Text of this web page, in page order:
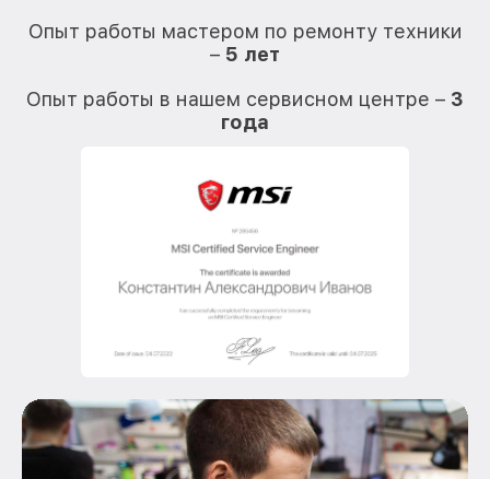
Опыт работы мастером по ремонту техники
– 5 лет
Опыт работы в нашем сервисном центре – 3
года